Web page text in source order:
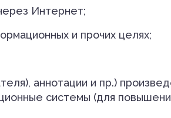
Интернет;
и прочих целях;
аннотации и пр.)
системы (для